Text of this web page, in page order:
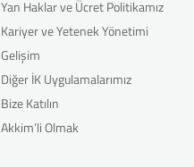
Yan Haklar ve Ücret Politikamız
Kariyer ve Yetenek Yönetimi
Gelişim
Diğer İK Uygulamalarımız
Bize Katılın
Akkim’li Olmak